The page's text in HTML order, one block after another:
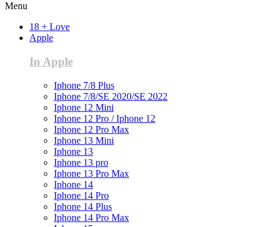
Menu
18 + Love
Apple
In Apple
Iphone 7/8 Plus
Iphone 7/8/SE 2020/SE 2022
Iphone 12 Mini
Iphone 12 Pro / Iphone 12
Iphone 12 Pro Max
Iphone 13 Mini
Iphone 13
Iphone 13 pro
Iphone 13 Pro Max
Iphone 14
Iphone 14 Pro
Iphone 14 Plus
Iphone 14 Pro Max